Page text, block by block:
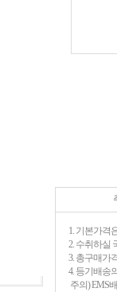
1. 기본가격
2. 수취하실
3. 총구매가
4. 등기배송
주의) EMS